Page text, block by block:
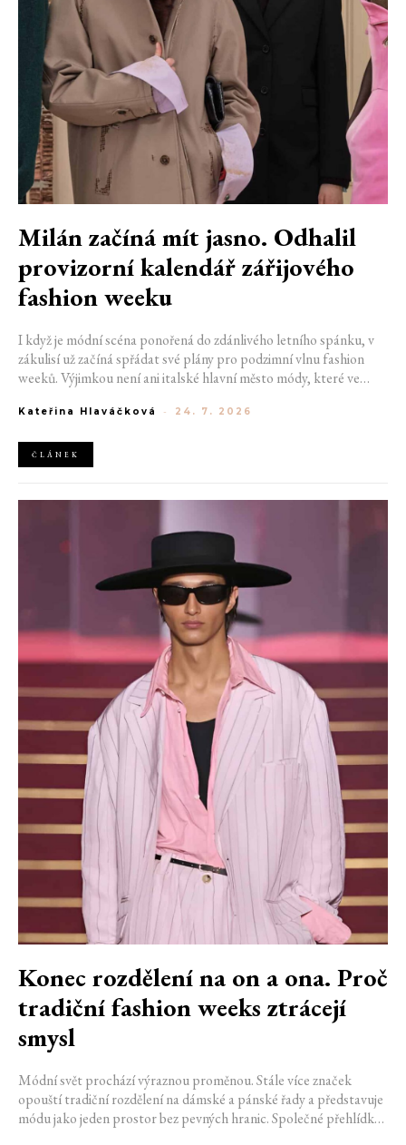
Milán začíná mít jasno. Odhalil
provizorní kalendář zářijového
fashion weeku
I když je módní scéna ponořená do zdánlivého letního spánku, v
zákulisí už začíná spřádat své plány pro podzimní vlnu fashion
weeků. Výjimkou není ani italské hlavní město módy, které ve
22. do 28. září přivítá tradiční jména, pozornost však zaměří
Moschino.
Kateřina Hlaváčková - 24. 7. 2026
ČLÁNEK
Konec rozdělení na on a ona. Proč
tradiční fashion weeks ztrácejí
smysl
Módní svět prochází výraznou proměnou. Stále více značek
opouští tradiční rozdělení na dámské a pánské řady a představuje
módu jako jeden prostor bez pevných hranic. Společné přehlídky,